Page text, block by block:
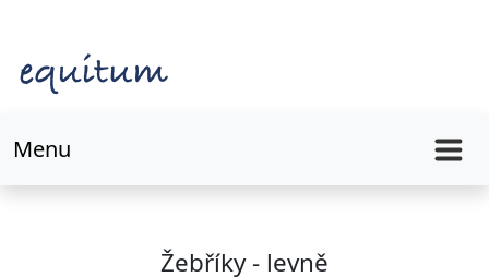
Menu
Žebříky - levně